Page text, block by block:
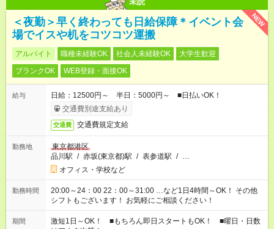
NEW
＜夜勤＞早く終わっても日給保障＊イベント会
場でイスや机をコツコツ運搬
アルバイト 職種未経験OK 社会人未経験OK
大学生歓迎
ブランクOK
WEB登録・面接OK
給与
日給：12500円～ 半日：5000円～ ■日払いOK！
交通費別途支給あり
交通費 交通費規定支給
勤務地
東京都港区
品川駅 / 赤坂(東京都)駅 / 表参道駅 / …
オフィス・学校など
勤務時間
20:00～24：00 22：00～31:00 …など1日4時間～OK！ その他
シフトもございます！ お気軽にご相談ください！
期間
激短1日～OK！ ■もちろん即日スタートもOK！ ■曜日・日数